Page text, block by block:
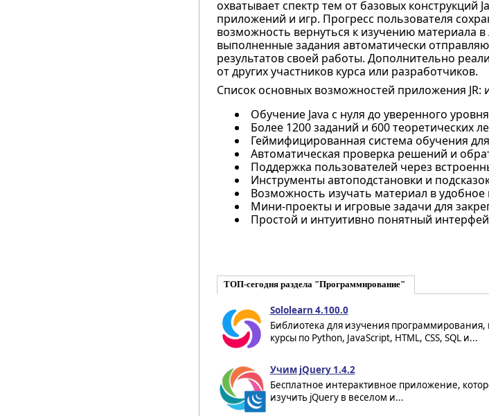
охватывает спектр тем от базовых конструкций
приложений и игр. Прогресс пользователя
возможность вернуться к изучению материала
выполненные задания автоматически
результатов своей работы. Дополнительно
от других участников курса или разработчиков.
Список основных возможностей приложения JR:
Обучение Java с нуля до уверенного
Более 1200 заданий и 600 теоретических
Геймифицированная система обучения
Автоматическая проверка решений и
Поддержка пользователей через
Инструменты автоподстановки и
Возможность изучать материал в
Мини-проекты и игровые задачи для
Простой и интуитивно понятный
ТОП-сегодня раздела "Программирование"
Sololearn 4.100.0
Библиотека для изучения программирования,
курсы по Python, JavaScript, HTML, CSS, SQL и...
Учим jQuery 1.4.2
Бесплатное интерактивное приложение,
изучить jQuery в веселом и...